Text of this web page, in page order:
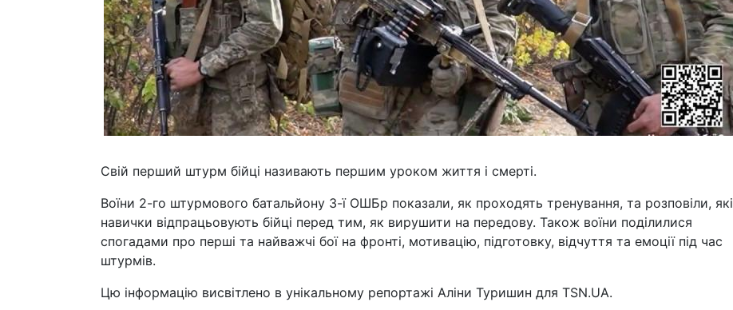
Свій перший штурм бійці називають першим уроком життя і смерті.
Воїни 2-го штурмового батальйону 3-ї ОШБр показали, як проходять тренування, та розповіли, які
навички відпрацьовують бійці перед тим, як вирушити на передову. Також воїни поділилися
спогадами про перші та найважчі бої на фронті, мотивацію, підготовку, відчуття та емоції під час
штурмів.
Цю інформацію висвітлено в унікальному репортажі Аліни Туришин для TSN.UA.